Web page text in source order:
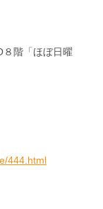
階「ほぼ日曜
444.html